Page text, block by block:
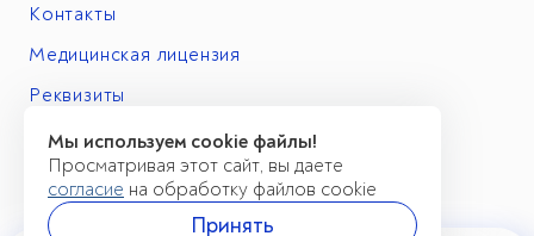
Контакты
Медицинская лицензия
Реквизиты
Мы используем cookie файлы!
Просматривая этот сайт, вы даете
согласие на обработку файлов cookie
Принять